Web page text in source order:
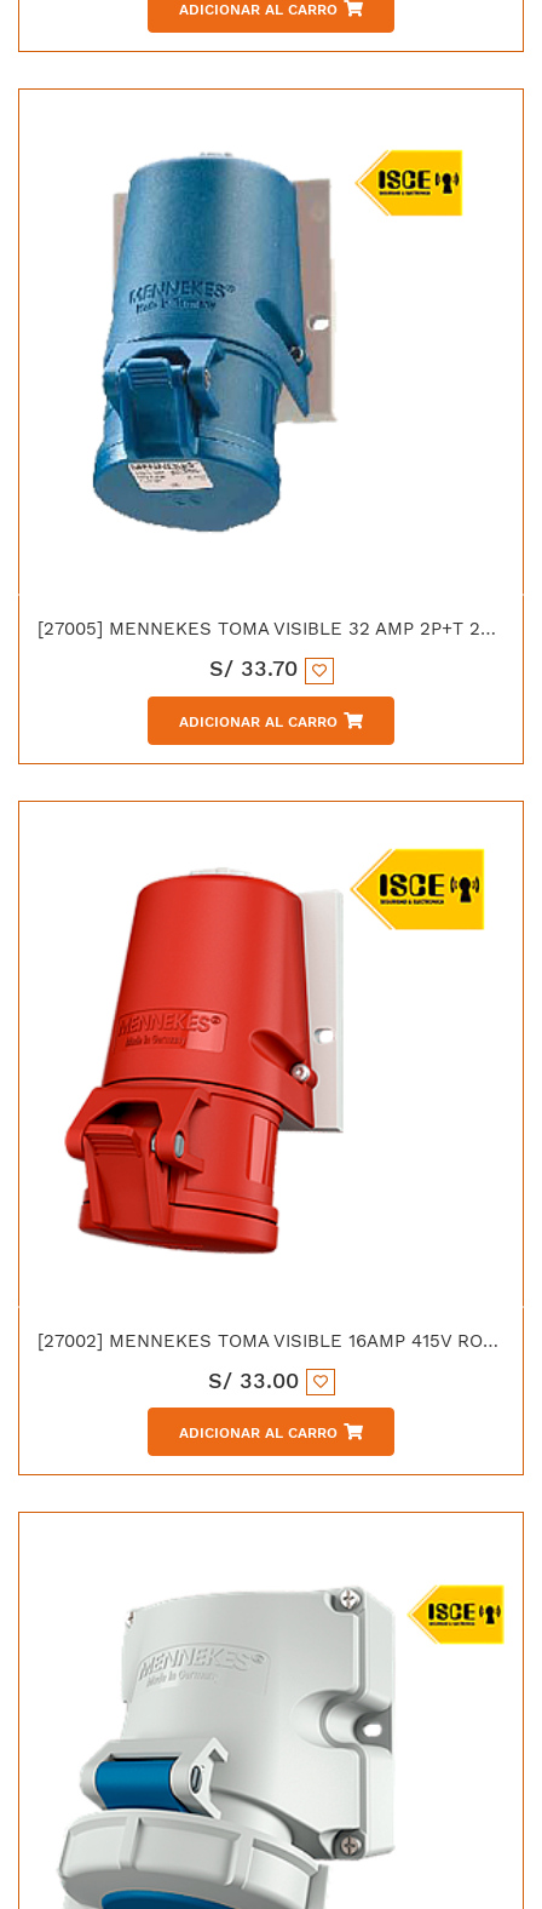
ADICIONAR AL CARRO
[27005] MENNEKES TOMA VISIBLE 32 AMP 2P+T 250 AZUL 6H IP44 LIBRE DE HALOGENO
S/ 33.70
ADICIONAR AL CARRO
[27002] MENNEKES TOMA VISIBLE 16AMP 415V ROJO 6H IP44 LIBRE DE HALOGENO
S/ 33.00
ADICIONAR AL CARRO